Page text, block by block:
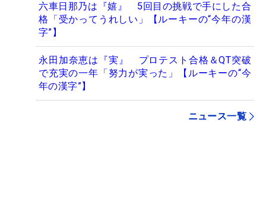
六車日那乃は『嬉』 5回目の挑戦で手にした合
格「受かってうれしい」【ルーキーの“今年の漢
字”】
永田加奈恵は『実』 プロテスト合格＆QT突破
で充実の一年「努力が実った」【ルーキーの“今
年の漢字”】
ニュース一覧